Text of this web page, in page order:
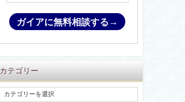
ガイアに無料相談する→
カテゴリー